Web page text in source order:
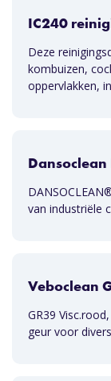
IC240
Deze
kombuizen,
oppervlakken,
Dansoclean
van industriële
Veboclean
GR39
geur voor